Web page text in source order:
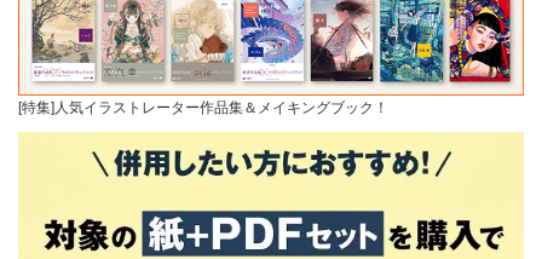
[特集]人気イラストレーター作品集＆メイキングブック！